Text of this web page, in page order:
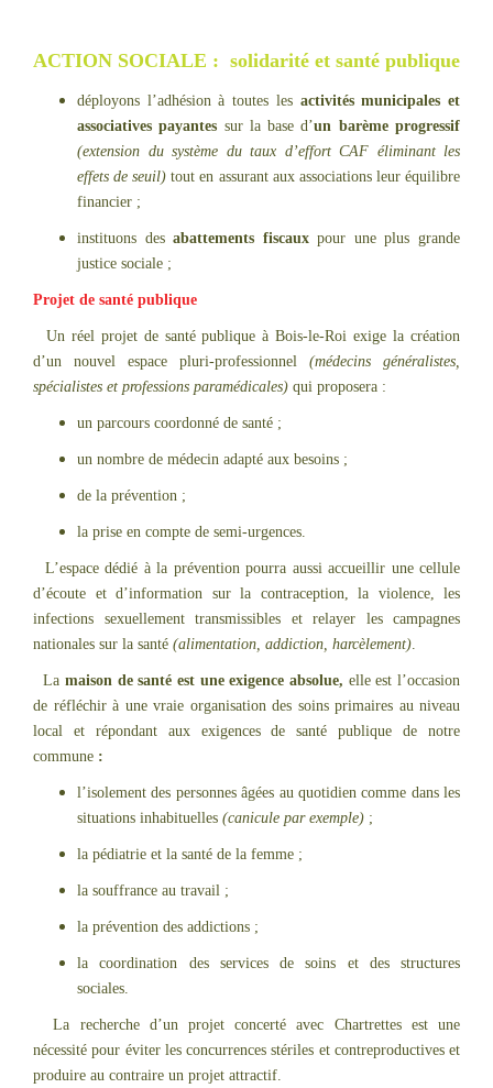
ACTION SOCIALE : solidarité et santé publique
déployons l’adhésion à toutes les activités municipales et
associatives payantes sur la base d’un barème progressif
(extension du système du taux d’effort CAF éliminant les
effets de seuil) tout en assurant aux associations leur équilibre
financier ;
instituons desabattements fiscauxpour une plus grande
justice sociale ;
Projet de santé publique
Un réel projet de santé publique à Bois-le-Roi exige la création
d’un nouvel espace pluri-professionnel (médecins généralistes,
spécialistes et professions paramédicales) qui proposera :
un parcours coordonné de santé ;
un nombre de médecin adapté aux besoins ;
de la prévention ;
la prise en compte de semi-urgences.
L’espace dédié à la prévention pourra aussi accueillir une cellule
d’écoute et d’information sur la contraception, la violence, les
infections sexuellement transmissibles et relayer les campagnes
nationales sur la santé (alimentation, addiction, harcèlement).
La maison de santé est une exigence absolue, elle est l’occasion
de réfléchir à une vraie organisation des soins primaires au niveau
local et répondant aux exigences de santé publique de notre
commune :
l’isolement des personnes âgées au quotidien comme dans les
situations inhabituelles (canicule par exemple) ;
la pédiatrie et la santé de la femme ;
la souffrance au travail ;
la prévention des addictions ;
la coordination des services de soins et des structures
sociales.
La recherche d’un projet concerté avec Chartrettes est une
nécessité pour éviter les concurrences stériles et contreproductives et
produire au contraire un projet attractif.